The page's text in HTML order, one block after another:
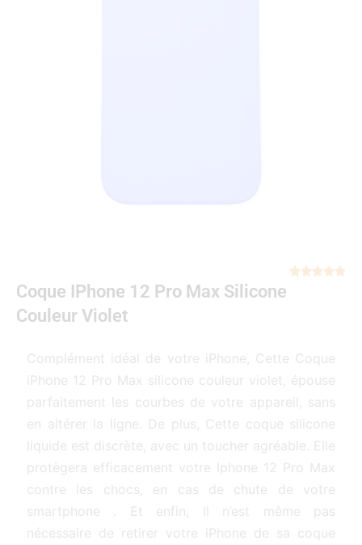

Coque IPhone 12 Pro Max Silicone
Couleur Violet
Complément idéal de votre iPhone, Cette Coque
iPhone 12 Pro Max silicone couleur violet, épouse
parfaitement les courbes de votre appareil, sans
en altérer la ligne. De plus, Cette coque silicone
liquide est discrète, avec un toucher agréable. Elle
protègera efficacement votre Iphone 12 Pro Max
contre les chocs, en cas de chute de votre
smartphone . Et enfin, Il n’est même pas
nécessaire de retirer votre iPhone de sa coque